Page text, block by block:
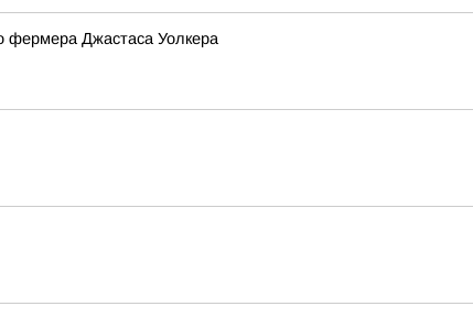
фермера Джастаса Уолкера